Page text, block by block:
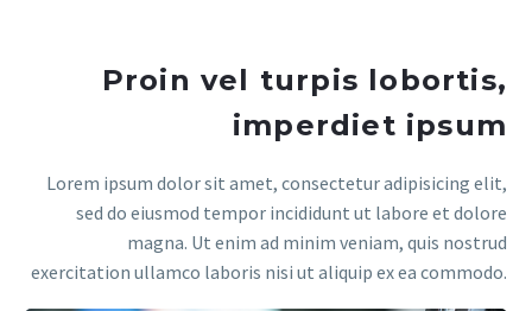
Proin vel turpis lobortis,
imperdiet ipsum
Lorem ipsum dolor sit amet, consectetur adipisicing elit,
sed do eiusmod tempor incididunt ut labore et dolore
magna. Ut enim ad minim veniam, quis nostrud
exercitation ullamco laboris nisi ut aliquip ex ea commodo.